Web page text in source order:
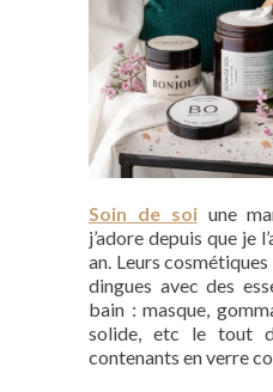
Soin de soiune
j’adore depuis que je
an. Leurs
dingues avec des
bain : masque,
solide, etc le tout
contenants en verre